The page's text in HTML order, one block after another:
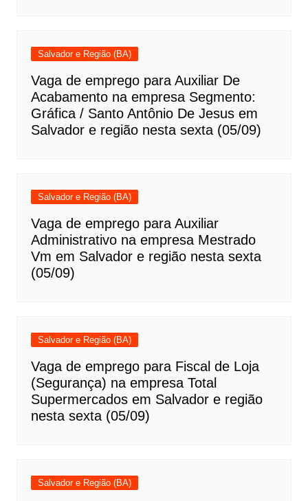
Salvador e Região (BA)
Vaga de emprego para Auxiliar De
Acabamento na empresa Segmento:
Gráfica / Santo Antônio De Jesus em
Salvador e região nesta sexta (05/09)
Salvador e Região (BA)
Vaga de emprego para Auxiliar
Administrativo na empresa Mestrado
Vm em Salvador e região nesta sexta
(05/09)
Salvador e Região (BA)
Vaga de emprego para Fiscal de Loja
(Segurança) na empresa Total
Supermercados em Salvador e região
nesta sexta (05/09)
Salvador e Região (BA)